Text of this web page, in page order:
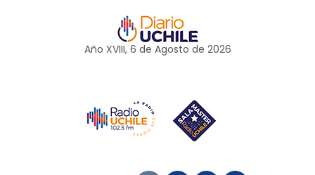
Año XVIII, 6 de Agosto de 2026